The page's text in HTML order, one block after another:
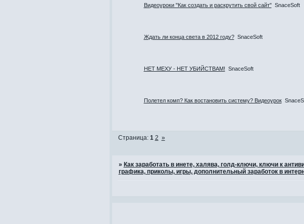
Видеоуроки "Как создать и раскрутить свой сайт" SnaceSoft
Ждать ли конца света в 2012 году? SnaceSoft
НЕТ МЕХУ - НЕТ УБИЙСТВАМ! SnaceSoft
Полетел комп? Как востановить систему? Видеоурок
Страница: 1 2 »
» Как заработать в инете, халява, голд-ключи, ключи к
графика, приколы, игры, дополнительный заработок в